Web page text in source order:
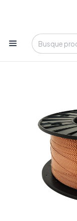
Tienda 100%
Oficina • Lun-Vie